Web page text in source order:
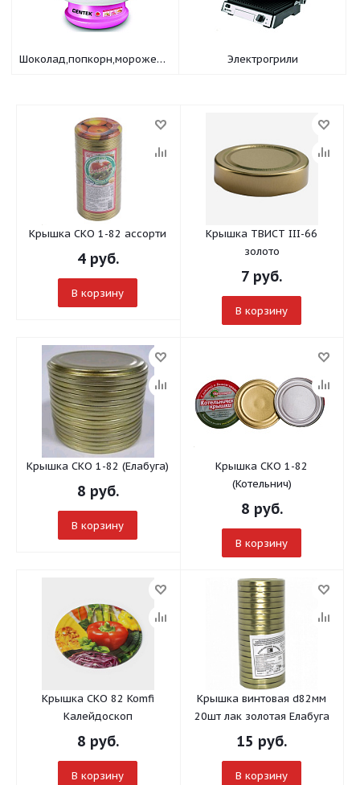
Шоколад,попкорн,мороженица Электрогрили
Крышка СКО 1-82 ассорти
4руб.
В корзину
Крышка ТВИСТ III-66
золото
7 руб.
В корзину
Крышка СКО 1-82 (Елабуга)
8 руб.
В корзину
Крышка СКО 1-82
(Котельнич)
8 руб.
В корзину
Крышка СКО 82 Komfi
Калейдоскоп
8 руб.
В корзину
Крышка винтовая d82мм
20шт лак золотая Елабуга
15 руб.
В корзину